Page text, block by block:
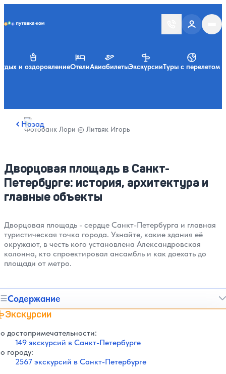
и оздоровлениеОтелиАвиабилетыЭкскурсииТуры с перелетом
Дворцовая площадь в Санкт-
Петербурге: история, архитектура и
главные объекты
Дворцовая площадь - сердце Санкт-Петербурга и главная
туристическая точка города. Узнайте, какие здания её
окружают, в честь кого установлена Александровская
колонна, кто спроектировал ансамбль и как доехать до
площади от метро.
Содержание
Экскурсии
достопримечательности:
149 экскурсий в Санкт-Петербурге
городу:
2567 экскурсий в Санкт-Петербурге
Назад
Фотобанк Лори © Литвяк Игорь